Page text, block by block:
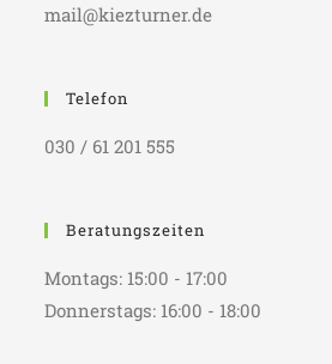
mail@kiezturner.de
Telefon
030 / 61 201 555
Beratungszeiten
Montags: 15:00 - 17:00
Donnerstags: 16:00 - 18:00